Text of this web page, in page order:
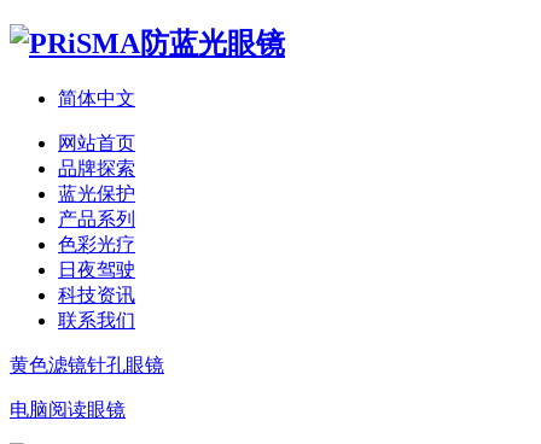
简体中文
网站首页
品牌探索
蓝光保护
产品系列
色彩光疗
日夜驾驶
科技资讯
联系我们
黄色滤镜针孔眼镜
电脑阅读眼镜